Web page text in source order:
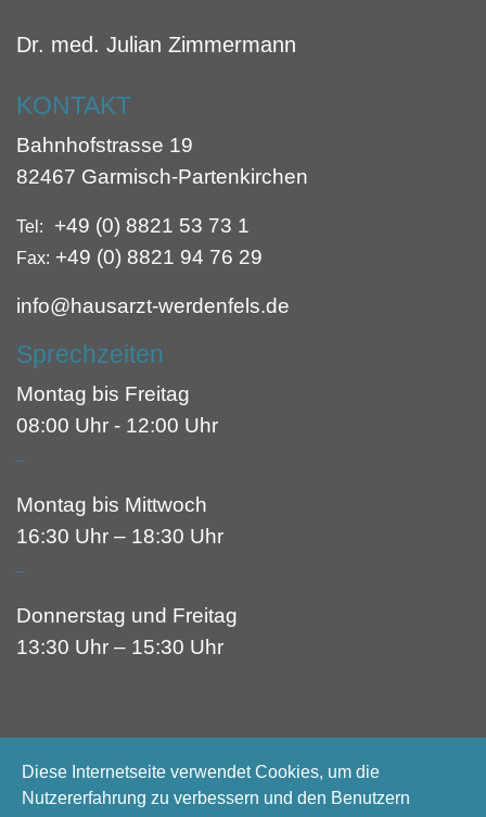
Dr. med. Julian Zimmermann
KONTAKT
Bahnhofstrasse 19
82467 Garmisch-Partenkirchen
Tel: +49 (0) 8821 53 73 1
Fax: +49 (0) 8821 94 76 29
info@hausarzt-werdenfels.de
Sprechzeiten
Montag bis Freitag
08:00 Uhr - 12:00 Uhr
Montag bis Mittwoch
16:30 Uhr – 18:30 Uhr
Donnerstag und Freitag
13:30 Uhr – 15:30 Uhr
Diese Internetseite verwendet Cookies, um die
Nutzererfahrung zu verbessern und den Benutzern